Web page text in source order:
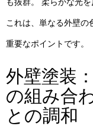
これは、単なる外壁の
重要なポイントです。
外壁塗装
の組み合
との調和